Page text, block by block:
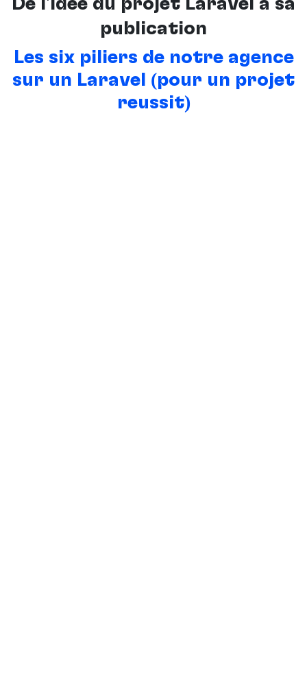
De l’idée du projet Laravel à sa
publication
Les six piliers de notre agence
sur un Laravel (pour un projet
réussit)